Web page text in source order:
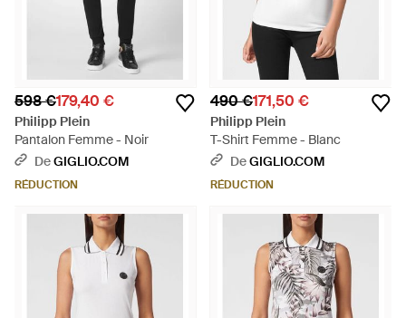
598 €179,40 €
Philipp Plein
Pantalon Femme - Noir
DeGIGLIO.COM
RÉDUCTION
490 €171,50 €
Philipp Plein
T-Shirt Femme - Blanc
DeGIGLIO.COM
RÉDUCTION